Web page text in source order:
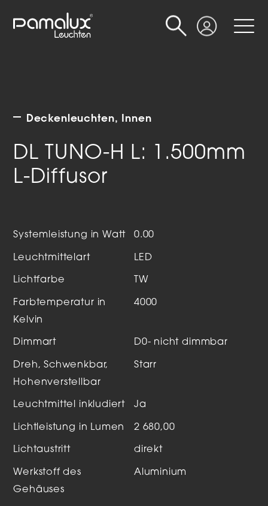
Login
Suche
Deckenleuchten Innen
DL TUNO-H L: 1.500mm
L-Diffusor
Systemleistung in Watt 0.00
Leuchtmittelart LED
Lichtfarbe TW
Farbtemperatur in
Kelvin
4000
Dimmart D0- nicht dimmbar
Dreh, Schwenkbar,
Hohenverstellbar
Starr
Leuchtmittel inkludiert Ja
Lichtleistung in Lumen 2 680,00
Lichtaustritt direkt
Werkstoff des
Gehäuses
Aluminium